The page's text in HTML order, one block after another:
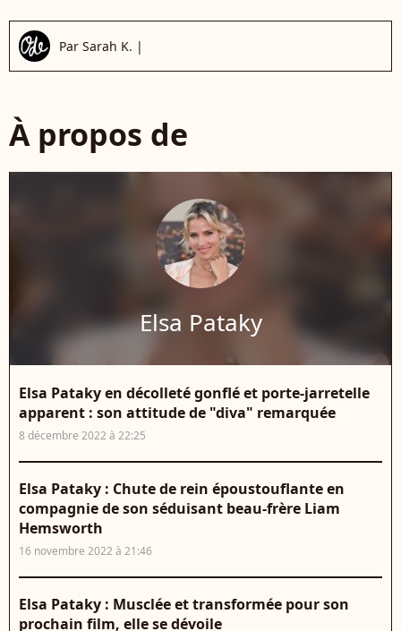
Par Sarah K. |
À propos de
Elsa Pataky
Elsa Pataky en décolleté gonflé et porte-jarretelle
apparent : son attitude de "diva" remarquée
8 décembre 2022 à 22:25
Elsa Pataky : Chute de rein époustouflante en
compagnie de son séduisant beau-frère Liam
Hemsworth
16 novembre 2022 à 21:46
Elsa Pataky : Musclée et transformée pour son
prochain film, elle se dévoile